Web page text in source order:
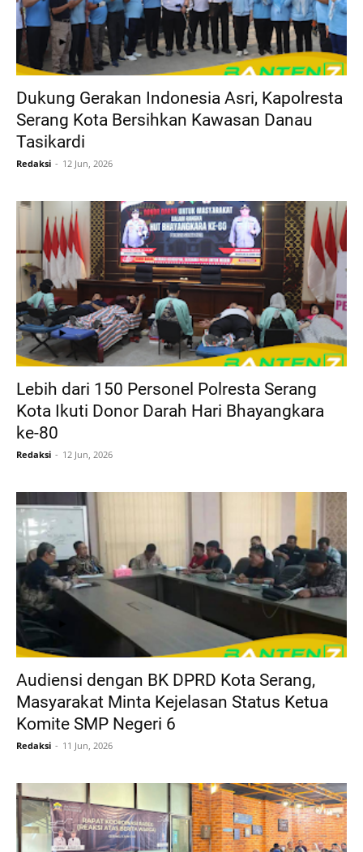
Dukung Gerakan Indonesia Asri, Kapolresta
Serang Kota Bersihkan Kawasan Danau
Tasikardi
Redaksi 12 Jun, 2026
Lebih dari 150 Personel Polresta Serang
Kota Ikuti Donor Darah Hari Bhayangkara
ke-80
Redaksi 12 Jun, 2026
Audiensi dengan BK DPRD Kota Serang,
Masyarakat Minta Kejelasan Status Ketua
Komite SMP Negeri 6
Redaksi 11 Jun, 2026